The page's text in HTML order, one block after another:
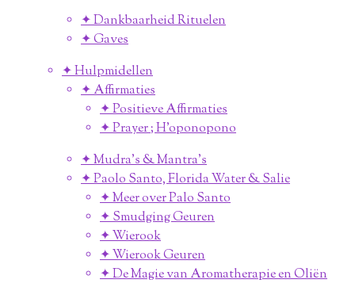
✦ Dankbaarheid Rituelen
✦ Gaves
✦ Hulpmidellen
✦ Affirmaties
✦ Positieve Affirmaties
✦ Prayer ; H'oponopono
✦ Mudra's & Mantra's
✦ Paolo Santo, Florida Water & Salie
✦ Meer over Palo Santo
✦ Smudging Geuren
✦ Wierook
✦ Wierook Geuren
✦ De Magie van Aromatherapie en Oliën